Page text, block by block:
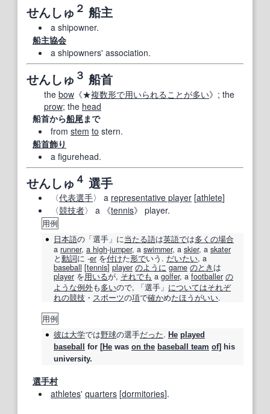
せんしゅ ２ 船主
a shipowner.
船主協会
a shipowners' association.
せんしゅ ３ 船首
the bow 《★複数形で用いられる ことが多い》; the
prow; the head
船首から船尾まで
from stem to stern.
船首飾り
a figurehead.
せんしゅ ４ 選手
〈代表選手〉 a representative player [athlete]
〈競技者〉 a 《tennis》 player.
用例
日本語の「選手 」に当たる語は英語では多くの場合
a runner, a high‐jumper, a swimmer, a skier, a skater
と動詞に ‐er を付けた形でいう. だいたい, a
baseball [tennis] player のように game のとき は
player を用いるが, それでも a golfer, a footballer の
ような例外も多いので, 「選手 」 についてはそれぞ
れの競技 ・ スポーツの項で確かめたほうがいい.
用例
彼は大学では野球の選手だった. He played
baseball
for [He was on the baseball team of] his
university.
選手村
athletes' quarters [dormitories].